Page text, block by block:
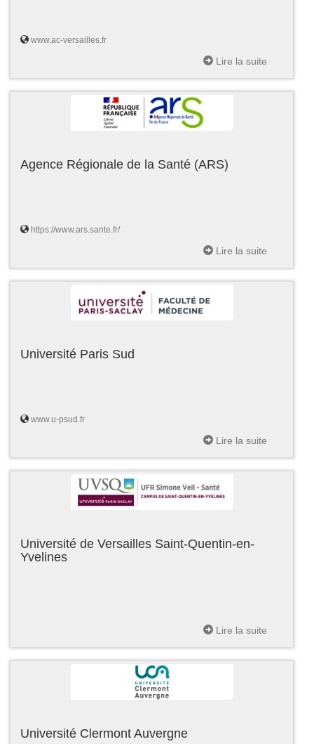
www.ac-versailles.fr
Lire la suite
Agence Régionale de la Santé (ARS)
https://www.ars.sante.fr/
Lire la suite
Université Paris Sud
www.u-psud.fr
Lire la suite
Université de Versailles Saint-Quentin-en-
Yvelines
Lire la suite
Université Clermont Auvergne